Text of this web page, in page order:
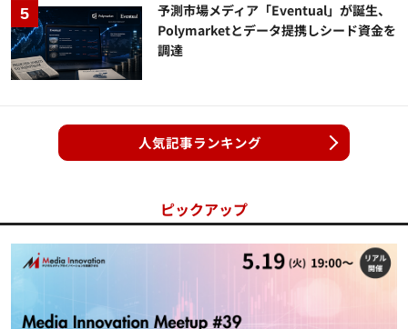
予測市場メディア「Eventual」が誕生、
Polymarketとデータ提携しシード資金を
調達
人気記事ランキング
ピックアップ